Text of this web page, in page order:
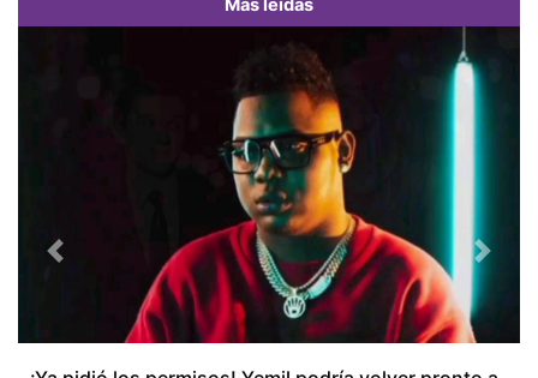
Más leídas
Previous Next